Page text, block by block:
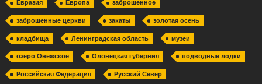
Евразия Европа заброшенное
заброшенные церкви закаты золотая осень
кладбища Ленинградская область музеи
озеро Онежское Олонецкая губерния подводные лодки
Российская Федерация Русский Север